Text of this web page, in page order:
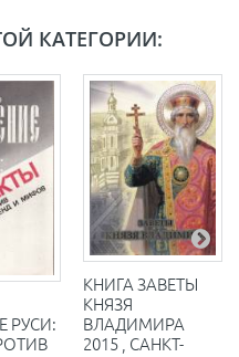
КАТЕГОРИИ:
РУСИ:
КНИГА ЗАВЕТЫ
КНЯЗЯ
ВЛАДИМИРА
2015 , САНКТ-